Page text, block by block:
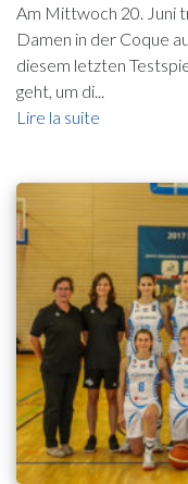
Am Mittwoch 20. Juni
Damen in der Coque
diesem letzten
geht, um di...
Lire la suite